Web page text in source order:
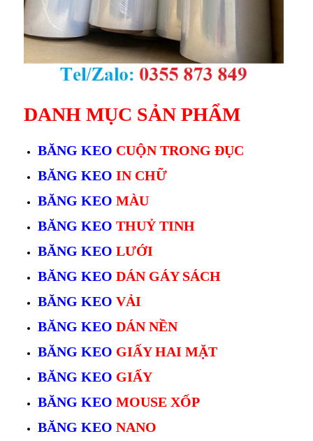
DANH MỤC SẢN PHẨM
BĂNG KEO CUỘN TRONG ĐỤC
BĂNG KEO IN CHỮ
BĂNG KEO MÀU
BĂNG KEO THUỶ TINH
BĂNG KEO LƯỚI
BĂNG KEO DÁN GÁY SÁCH
BĂNG KEO VẢI
BĂNG KEO DÁN NỀN
BĂNG KEO GIẤY HAI MẶT
BĂNG KEO GIẤY
BĂNG KEO MOUSE XỐP
BĂNG KEO NANO